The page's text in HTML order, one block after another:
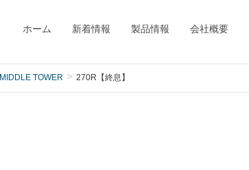
ホーム 新着情報 製品情報 会社概要
MIDDLE TOWER 270R【終息】